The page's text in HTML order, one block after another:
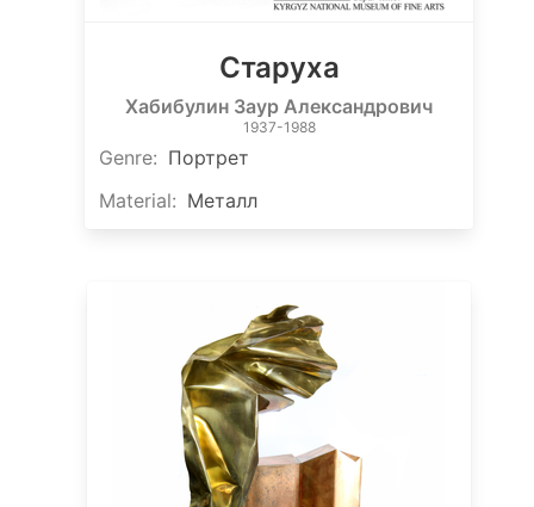
Старуха
Хабибулин Заур Александрович
1937-1988
Genre: Портрет
Material: Металл